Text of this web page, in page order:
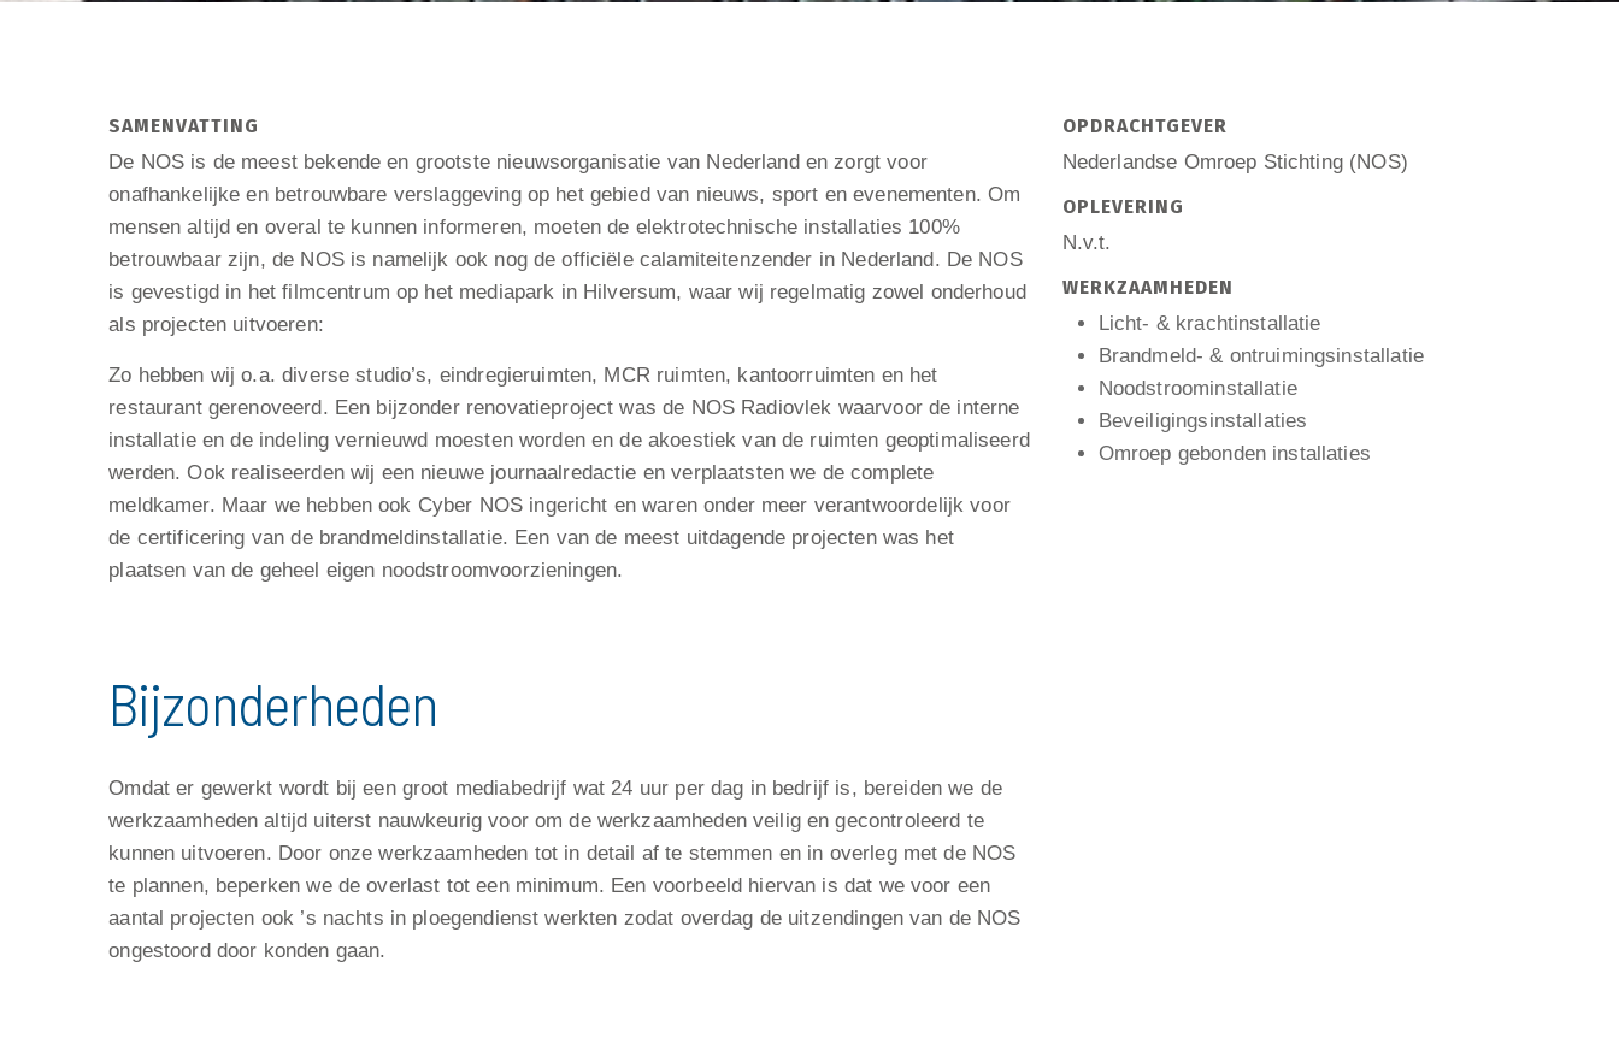
SAMENVATTING
De NOS is de meest bekende en grootste nieuwsorganisatie van Nederland en zorgt voor
onafhankelijke en betrouwbare verslaggeving op het gebied van nieuws, sport en evenementen. Om
mensen altijd en overal te kunnen informeren, moeten de elektrotechnische installaties 100%
betrouwbaar zijn, de NOS is namelijk ook nog de officiële calamiteitenzender in Nederland. De NOS
is gevestigd in het filmcentrum op het mediapark in Hilversum, waar wij regelmatig zowel onderhoud
als projecten uitvoeren:
Zo hebben wij o.a. diverse studio’s, eindregieruimten, MCR ruimten, kantoorruimten en het
restaurant gerenoveerd. Een bijzonder renovatieproject was de NOS Radiovlek waarvoor de interne
installatie en de indeling vernieuwd moesten worden en de akoestiek van de ruimten geoptimaliseerd
werden. Ook realiseerden wij een nieuwe journaalredactie en verplaatsten we de complete
meldkamer. Maar we hebben ook Cyber NOS ingericht en waren onder meer verantwoordelijk voor
de certificering van de brandmeldinstallatie. Een van de meest uitdagende projecten was het
plaatsen van de geheel eigen noodstroomvoorzieningen.
Bijzonderheden
Omdat er gewerkt wordt bij een groot mediabedrijf wat 24 uur per dag in bedrijf is, bereiden we de
werkzaamheden altijd uiterst nauwkeurig voor om de werkzaamheden veilig en gecontroleerd te
kunnen uitvoeren. Door onze werkzaamheden tot in detail af te stemmen en in overleg met de NOS
te plannen, beperken we de overlast tot een minimum. Een voorbeeld hiervan is dat we voor een
aantal projecten ook ’s nachts in ploegendienst werkten zodat overdag de uitzendingen van de NOS
ongestoord door konden gaan.
OPDRACHTGEVER
Nederlandse Omroep Stichting (NOS)
OPLEVERING
N.v.t.
WERKZAAMHEDEN
Licht- & krachtinstallatie
Brandmeld- & ontruimingsinstallatie
Noodstroominstallatie
Beveiligingsinstallaties
Omroep gebonden installaties